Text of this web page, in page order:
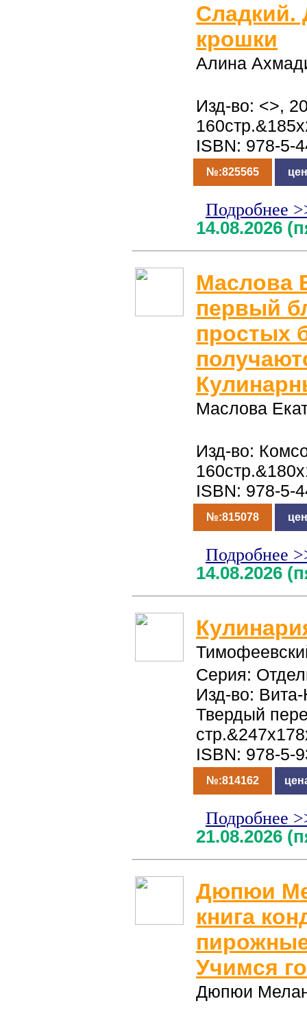
Сладкий.
крошки
Алина
Изд-во: <>,
ISBN: 978-5-
№:825565
Подробнее
14.08.2026
Маслова
первый
простых
Маслова
Изд-во:
ISBN: 978-5-
№:815078
Подробнее
14.08.2026
Серия:
Изд-во:
Твердый
ISBN: 978-5-
№:814162
Подробнее
21.08.2026
Дюпюи
книга
Учимся
Дюпюи